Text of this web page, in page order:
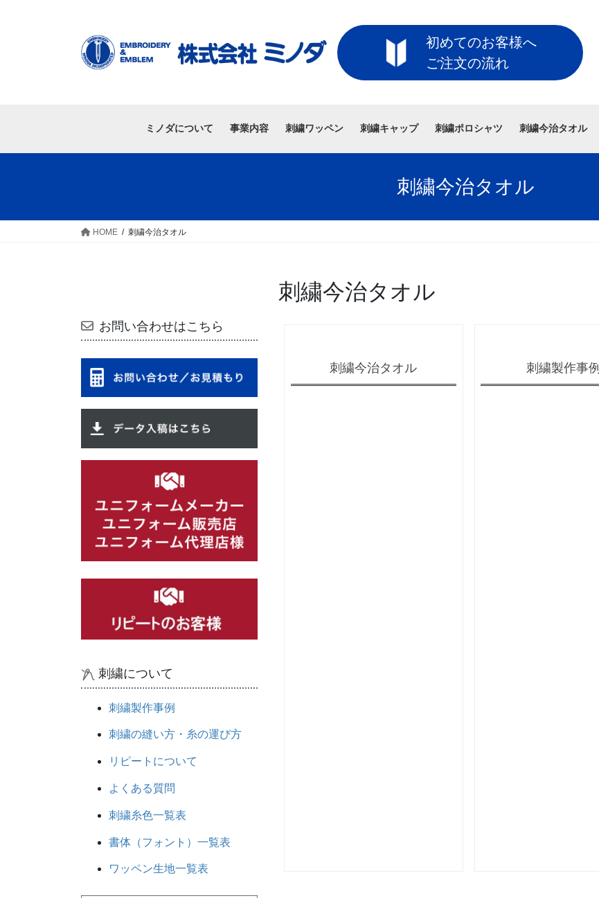
初めてのお客様へ
ご注文の流れ
ミノダについて 事業内容 刺繍ワッペン 刺繍キャップ 刺繍ポロシャツ 刺繍今治タオル
刺繍今治タオル
HOME 刺繍今治タオル
刺繍今治タオル
刺繍今治タオル 刺繍製作事例
お問い合わせはこちら
刺繍について
刺繍製作事例
刺繍の縫い方・糸の運び方
リピートについて
よくある質問
刺繍糸色一覧表
書体（フォント）一覧表
ワッペン生地一覧表